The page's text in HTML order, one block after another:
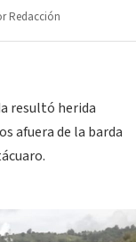
Redacción
resultó herida
afuera de la barda